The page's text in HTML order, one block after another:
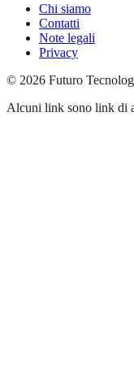
Chi siamo
Contatti
Note legali
Privacy
© 2026 Futuro
Alcuni link sono link di